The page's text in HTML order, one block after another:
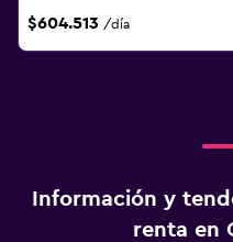
$604.513 /día
Información y
renta en